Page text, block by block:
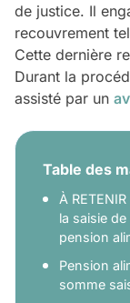
de justice. Il
recouvrement
Cette dernière
Durant la
assisté par un
Table des
À
la saisie
pension
Pension
somme